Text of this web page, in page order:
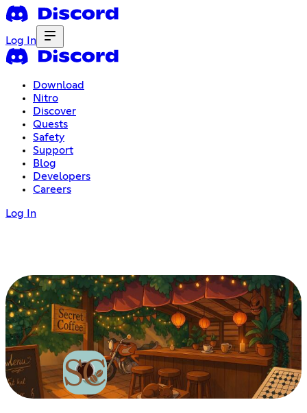
Log In
Download
Nitro
Discover
Quests
Safety
Support
Blog
Developers
Careers
Log In